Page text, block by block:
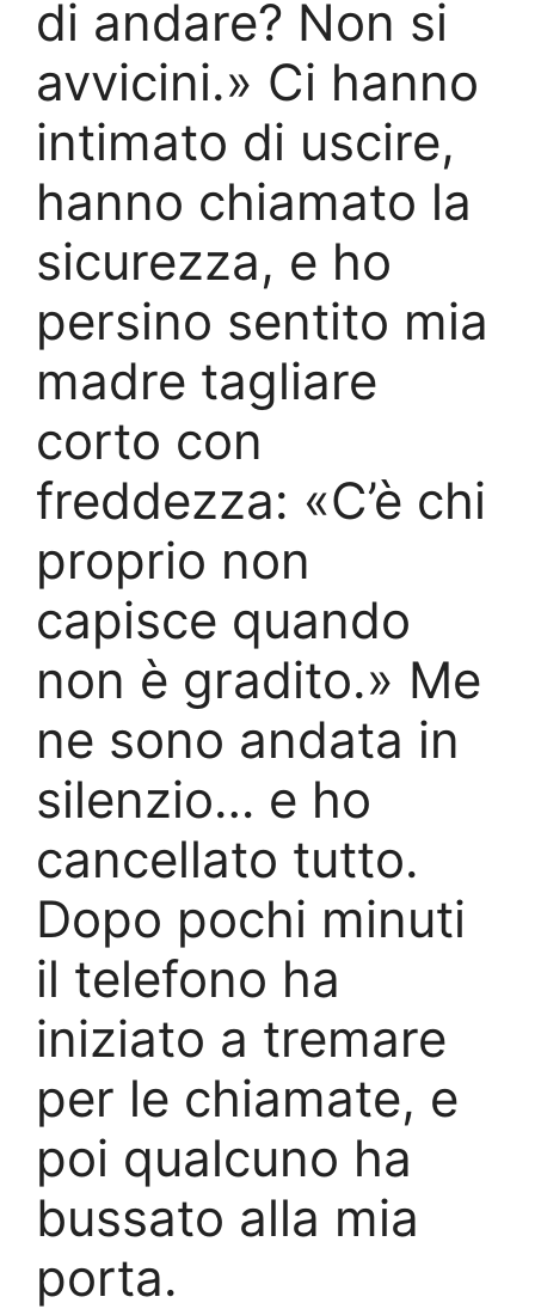
di andare? Non si
avvicini.» Ci hanno
intimato di uscire,
hanno chiamato la
sicurezza, e ho
persino sentito mia
madre tagliare
corto con
freddezza: «C’è chi
proprio non
capisce quando
non è gradito.» Me
ne sono andata in
silenzio… e ho
cancellato tutto.
Dopo pochi minuti
il telefono ha
iniziato a tremare
per le chiamate, e
poi qualcuno ha
bussato alla mia
porta.